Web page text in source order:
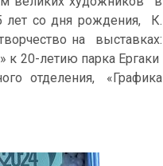
лет со дня рождения, К.
на выставках:
20-летию парка Ергаки
отделения, «Графика